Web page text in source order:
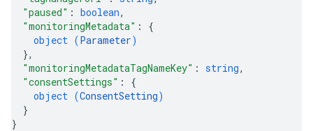
"paused" : boolean,
"monitoringMetadata" : {
object (Parameter)
},
"monitoringMetadataTagNameKey" : string,
"consentSettings" : {
object (ConsentSetting)
}
}